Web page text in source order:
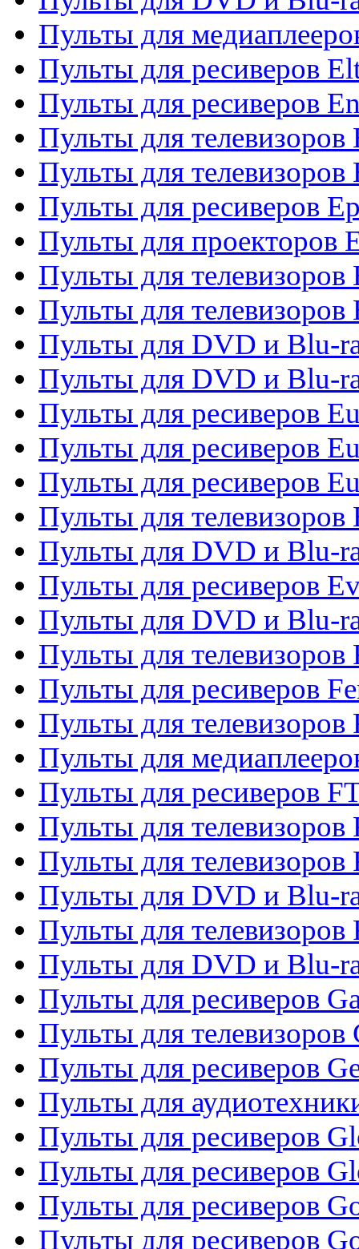
Пульты для
Пульты для ресиверов
Пульты для ресиверов
Пульты для телевизоров
Пульты для телевизоров
Пульты для ресиверов
Пульты для проекторов
Пульты для телевизоров
Пульты для телевизоров
Пульты для DVD и Blu-
Пульты для DVD и Blu-
Пульты для ресиверов
Пульты для ресиверов
Пульты для ресиверов
Пульты для телевизоров
Пульты для DVD и Blu-
Пульты для ресиверов
Пульты для DVD и Blu-
Пульты для телевизоров
Пульты для ресиверов
Пульты для
Пульты для
Пульты для ресиверов
Пульты для телевизоров
Пульты для телевизоров
Пульты для DVD и Blu-
Пульты для телевизоров
Пульты для DVD и Blu-
Пульты для ресиверов
Пульты для телевизоров
Пульты для ресиверов
Пульты для
Пульты для ресиверов
Пульты для ресиверов
Пульты для ресиверов
Пульты для ресиверов